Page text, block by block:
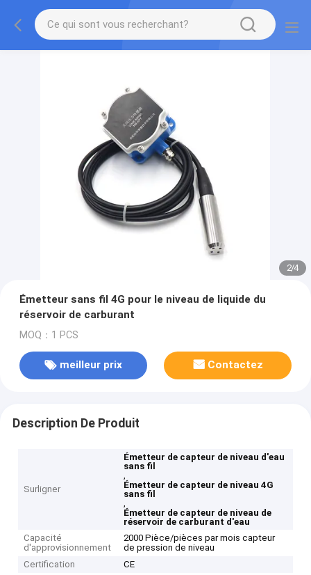
2/4
Émetteur sans fil 4G pour le niveau de liquide du
réservoir de carburant
MOQ：1 PCS
meilleur prix Contactez
Description De Produit
Surligner
Émetteur de capteur de niveau d'eau
sans fil
,
Émetteur de capteur de niveau 4G
sans fil
,
Émetteur de capteur de niveau de
réservoir de carburant d'eau
Capacité
d'approvisionnement
2000 Pièce/pièces par mois capteur
de pression de niveau
Certification
CE